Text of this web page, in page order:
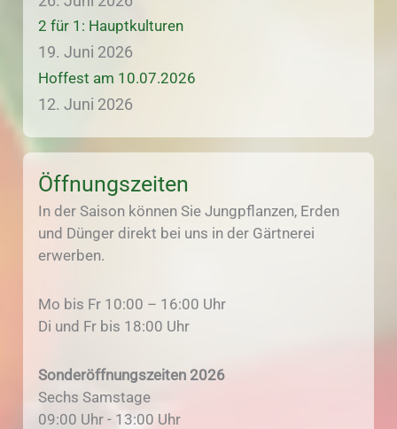
2 für 1: Hauptkulturen
19. Juni 2026
Hoffest am 10.07.2026
12. Juni 2026
Öffnungszeiten
In der Saison können Sie Jungpflanzen, Erden
und Dünger direkt bei uns in der Gärtnerei
erwerben.
Mo bis Fr 10:00 – 16:00 Uhr
Di und Fr bis 18:00 Uhr
Sonderöffnungszeiten 2026
Sechs Samstage
09:00 Uhr - 13:00 Uhr